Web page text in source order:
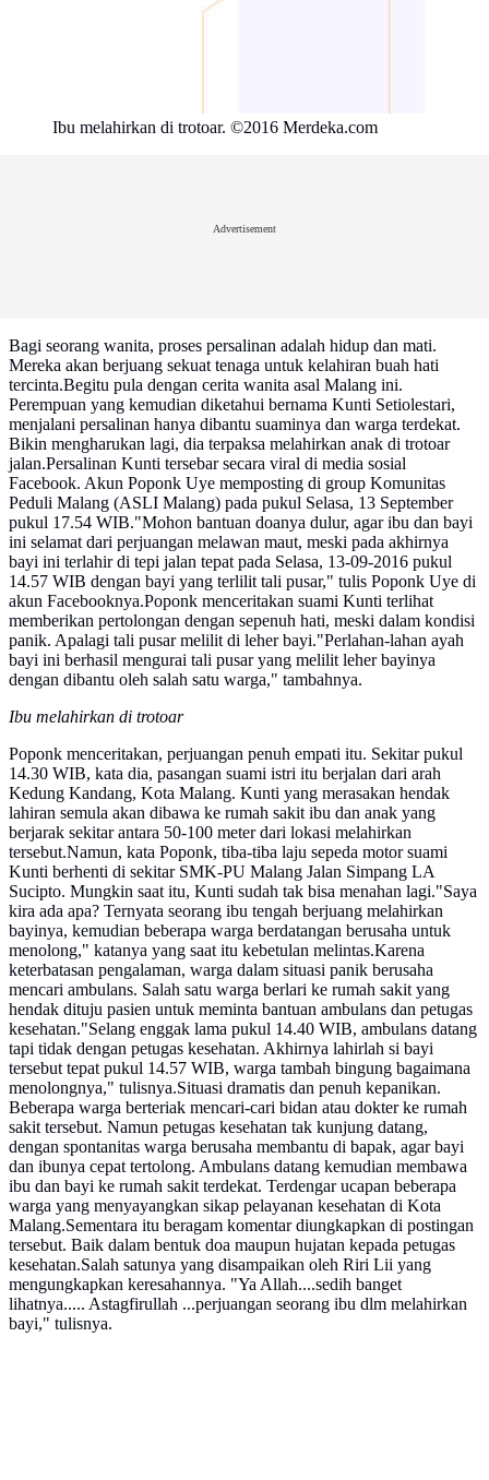
Ibu melahirkan di trotoar. ©2016 Merdeka.com
Advertisement
Bagi seorang wanita, proses persalinan adalah hidup dan mati.
Mereka akan berjuang sekuat tenaga untuk kelahiran buah hati
tercinta.Begitu pula dengan cerita wanita asal Malang ini.
Perempuan yang kemudian diketahui bernama Kunti Setiolestari,
menjalani persalinan hanya dibantu suaminya dan warga terdekat.
Bikin mengharukan lagi, dia terpaksa melahirkan anak di trotoar
jalan.Persalinan Kunti tersebar secara viral di media sosial
Facebook. Akun Poponk Uye memposting di group Komunitas
Peduli Malang (ASLI Malang) pada pukul Selasa, 13 September
pukul 17.54 WIB."Mohon bantuan doanya dulur, agar ibu dan bayi
ini selamat dari perjuangan melawan maut, meski pada akhirnya
bayi ini terlahir di tepi jalan tepat pada Selasa, 13-09-2016 pukul
14.57 WIB dengan bayi yang terlilit tali pusar," tulis Poponk Uye di
akun Facebooknya.Poponk menceritakan suami Kunti terlihat
memberikan pertolongan dengan sepenuh hati, meski dalam kondisi
panik. Apalagi tali pusar melilit di leher bayi."Perlahan-lahan ayah
bayi ini berhasil mengurai tali pusar yang melilit leher bayinya
dengan dibantu oleh salah satu warga," tambahnya.
Ibu melahirkan di trotoar
Poponk menceritakan, perjuangan penuh empati itu. Sekitar pukul
14.30 WIB, kata dia, pasangan suami istri itu berjalan dari arah
Kedung Kandang, Kota Malang. Kunti yang merasakan hendak
lahiran semula akan dibawa ke rumah sakit ibu dan anak yang
berjarak sekitar antara 50-100 meter dari lokasi melahirkan
tersebut.Namun, kata Poponk, tiba-tiba laju sepeda motor suami
Kunti berhenti di sekitar SMK-PU Malang Jalan Simpang LA
Sucipto. Mungkin saat itu, Kunti sudah tak bisa menahan lagi."Saya
kira ada apa? Ternyata seorang ibu tengah berjuang melahirkan
bayinya, kemudian beberapa warga berdatangan berusaha untuk
menolong," katanya yang saat itu kebetulan melintas.Karena
keterbatasan pengalaman, warga dalam situasi panik berusaha
mencari ambulans. Salah satu warga berlari ke rumah sakit yang
hendak dituju pasien untuk meminta bantuan ambulans dan petugas
kesehatan."Selang enggak lama pukul 14.40 WIB, ambulans datang
tapi tidak dengan petugas kesehatan. Akhirnya lahirlah si bayi
tersebut tepat pukul 14.57 WIB, warga tambah bingung bagaimana
menolongnya," tulisnya.Situasi dramatis dan penuh kepanikan.
Beberapa warga berteriak mencari-cari bidan atau dokter ke rumah
sakit tersebut. Namun petugas kesehatan tak kunjung datang,
dengan spontanitas warga berusaha membantu di bapak, agar bayi
dan ibunya cepat tertolong. Ambulans datang kemudian membawa
ibu dan bayi ke rumah sakit terdekat. Terdengar ucapan beberapa
warga yang menyayangkan sikap pelayanan kesehatan di Kota
Malang.Sementara itu beragam komentar diungkapkan di postingan
tersebut. Baik dalam bentuk doa maupun hujatan kepada petugas
kesehatan.Salah satunya yang disampaikan oleh Riri Lii yang
mengungkapkan keresahannya. "Ya Allah....sedih banget
lihatnya..... Astagfirullah ...perjuangan seorang ibu dlm melahirkan
bayi," tulisnya.